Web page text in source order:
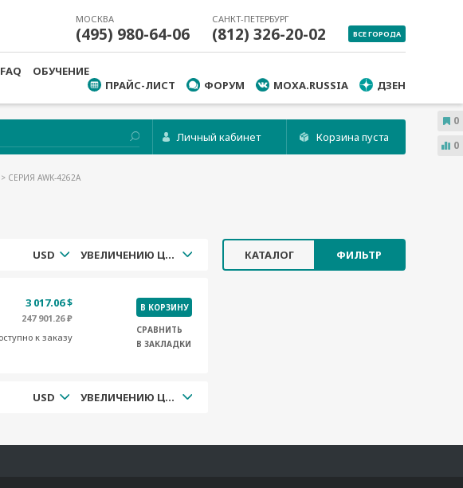
МОСКВА
(495) 980-64-06
САНКТ-ПЕТЕРБУРГ
(812) 326-20-02 ВСЕ ГОРОДА
FAQ
ОБУЧЕНИЕ
ПРАЙС-ЛИСТ
ФОРУМ MOXA.RUSSIA ДЗЕН
Личный кабинет Корзина пуста
> СЕРИЯ AWK-4262А
КАТАЛОГ ФИЛЬТР
USD УВЕЛИЧЕНИЮ ЦЕНЫ
3 017.06 $
247 901.26 ₽
к заказу
В КОРЗИНУ
СРАВНИТЬ
В ЗАКЛАДКИ
USD УВЕЛИЧЕНИЮ ЦЕНЫ
0
0